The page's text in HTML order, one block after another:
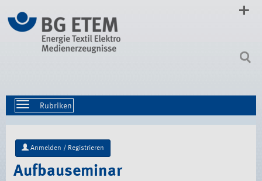
zum
Inhalt
Toggle
navigation
Anmelden / Registrieren
Aufbauseminar